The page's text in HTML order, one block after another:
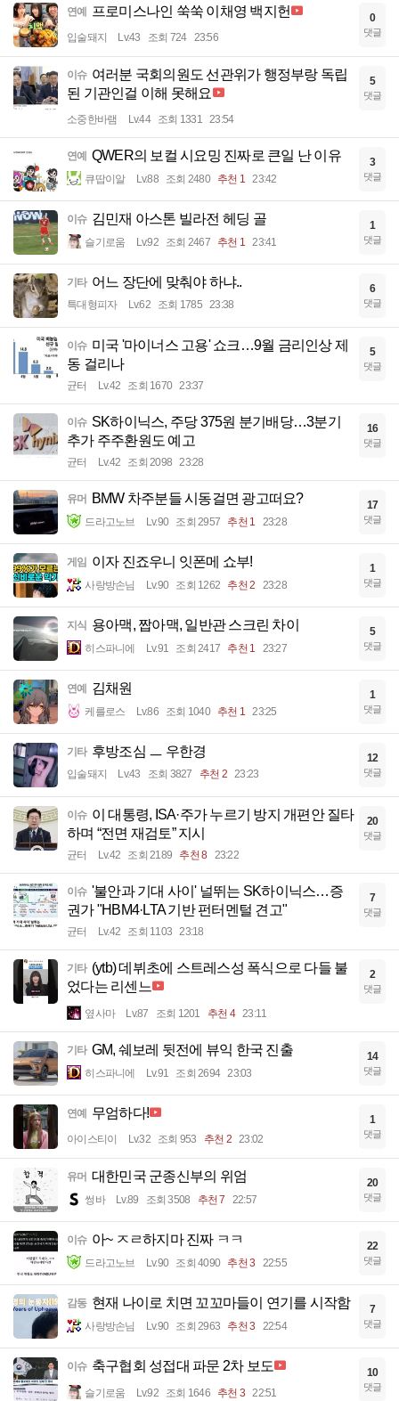
연예 프로미스나인 쑥쑥 이채영 백지헌
입술돼지 Lv.43 조회 724 23:56
0
댓글
이슈 여러분 국회의원도 선관위가 행정부랑 독립
된 기관인걸 이해 못해요
소중한바램 Lv.44 조회 1331 23:54
5
댓글
연예 QWER의 보컬 시요밍 진짜로 큰일 난 이유
큐땁이알 Lv.88 조회 2480 추천 1 23:42
3
댓글
이슈 김민재 아스톤 빌라전 헤딩 골
슬기로움 Lv.92 조회 2467 추천 1 23:41
1
댓글
기타 어느 장단에 맞춰야 하냐..
특대형피자 Lv.62 조회 1785 23:38
6
댓글
이슈 미국 '마이너스 고용' 쇼크…9월 금리인상 제
동 걸리나
균터 Lv.42 조회 1670 23:37
5
댓글
이슈 SK하이닉스, 주당 375원 분기배당…3분기
추가 주주환원도 예고
균터 Lv.42 조회 2098 23:28
16
댓글
유머 BMW 차주분들 시동걸면 광고떠요?
드라고노브 Lv.90 조회 2957 추천 1 23:28
17
댓글
게임 이자 진죠우니 잇폰메 쇼부!
사랑방손님 Lv.90 조회 1262 추천 2 23:28
1
댓글
지식 용아맥, 짭아맥, 일반관 스크린 차이
히스파니에 Lv.91 조회 2417 추천 1 23:27
5
댓글
연예 김채원
케를로스 Lv.86 조회 1040 추천 1 23:25
1
댓글
기타 후방조심 ㅡ 우한경
입술돼지 Lv.43 조회 3827 추천 2 23:23
12
댓글
이슈 이 대통령, ISA·주가 누르기 방지 개편안 질타
하며 “전면 재검토” 지시
균터 Lv.42 조회 2189 추천 8 23:22
20
댓글
이슈 '불안과 기대 사이' 널뛰는 SK하이닉스…증
권가 "HBM4·LTA 기반 펀터멘털 견고"
균터 Lv.42 조회 1103 23:18
7
댓글
기타 (ytb) 데뷔초에 스트레스성 폭식으로 다들 불
었다는 리센느
옆사마 Lv.87 조회 1201 추천 4 23:11
2
댓글
기타 GM, 쉐보레 뒷전에 뷰익 한국 진출
히스파니에 Lv.91 조회 2694 23:03
14
댓글
연예 무엄하다!
아이스티이 Lv.32 조회 953 추천 2 23:02
1
댓글
유머 대한민국 군종신부의 위엄
썽바 Lv.89 조회 3508 추천 7 22:57
20
댓글
이슈 아~ ㅈㄹ하지마 진짜 ㅋㅋ
드라고노브 Lv.90 조회 4090 추천 3 22:55
22
댓글
감동 현재 나이로 치면 꼬꼬마들이 연기를 시작함
사랑방손님 Lv.90 조회 2963 추천 3 22:54
7
댓글
이슈 축구협회 성접대 파문 2차 보도
슬기로움 Lv.92 조회 1646 추천 3 22:51
10
댓글